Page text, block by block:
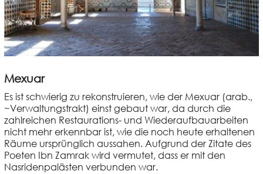
Mexuar
Es ist schwierig zu rekonstruieren, wie der Mexuar (arab.,
~Verwaltungstrakt) einst gebaut war, da durch die
zahlreichen Restaurations- und Wiederaufbauarbeiten
nicht mehr erkennbar ist, wie die noch heute erhaltenen
Räume ursprünglich aussahen. Aufgrund der Zitate des
Poeten Ibn Zamrak wird vermutet, dass er mit den
Nasridenpalästen verbunden war.